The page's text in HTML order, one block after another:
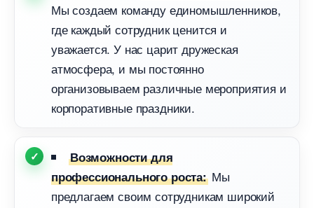
Мы создаем команду единомышленников,
де каждый сотрудник ценится и
уважается. У нас царит дружеская
атмосфера, и мы постоянно
организовываем различные мероприятия и
корпоративные праздники.
озможности для
профессионального роста:Мы
предлагаем своим сотрудникам широкий